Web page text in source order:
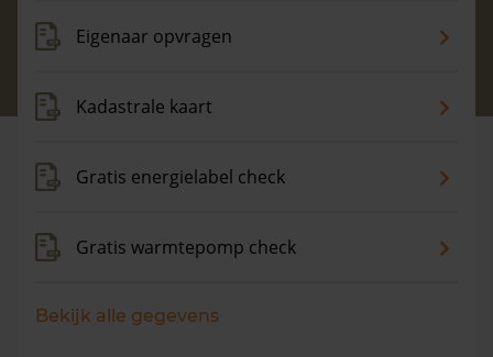
Eigenaar opvragen
Kadastrale kaart
Gratis energielabel check
Gratis warmtepomp check
Bekijk alle gegevens